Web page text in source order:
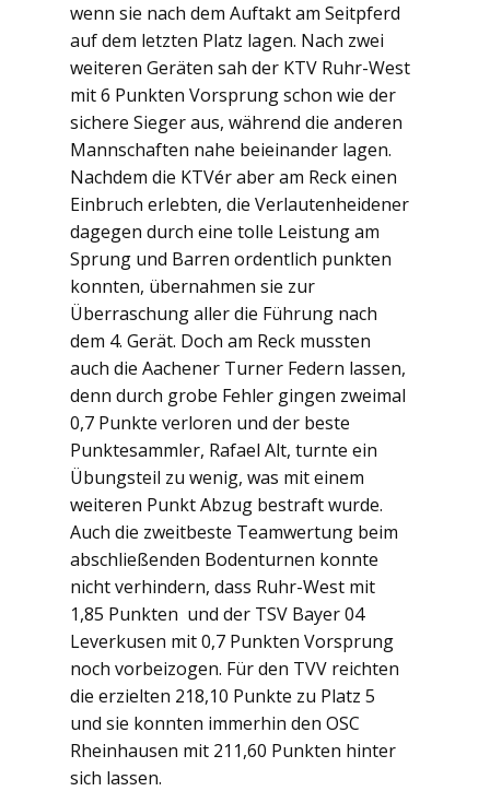
wenn sie nach dem Auftakt am Seitpferd
auf dem letzten Platz lagen. Nach zwei
weiteren Geräten sah der KTV Ruhr-West
mit 6 Punkten Vorsprung schon wie der
sichere Sieger aus, während die anderen
Mannschaften nahe beieinander lagen.
Nachdem die KTVér aber am Reck einen
Einbruch erlebten, die Verlautenheidener
dagegen durch eine tolle Leistung am
Sprung und Barren ordentlich punkten
konnten, übernahmen sie zur
Überraschung aller die Führung nach
dem 4. Gerät. Doch am Reck mussten
auch die Aachener Turner Federn lassen,
denn durch grobe Fehler gingen zweimal
0,7 Punkte verloren und der beste
Punktesammler, Rafael Alt, turnte ein
Übungsteil zu wenig, was mit einem
weiteren Punkt Abzug bestraft wurde.
Auch die zweitbeste Teamwertung beim
abschließenden Bodenturnen konnte
nicht verhindern, dass Ruhr-West mit
1,85 Punkten und der TSV Bayer 04
Leverkusen mit 0,7 Punkten Vorsprung
noch vorbeizogen. Für den TVV reichten
die erzielten 218,10 Punkte zu Platz 5
und sie konnten immerhin den OSC
Rheinhausen mit 211,60 Punkten hinter
sich lassen.